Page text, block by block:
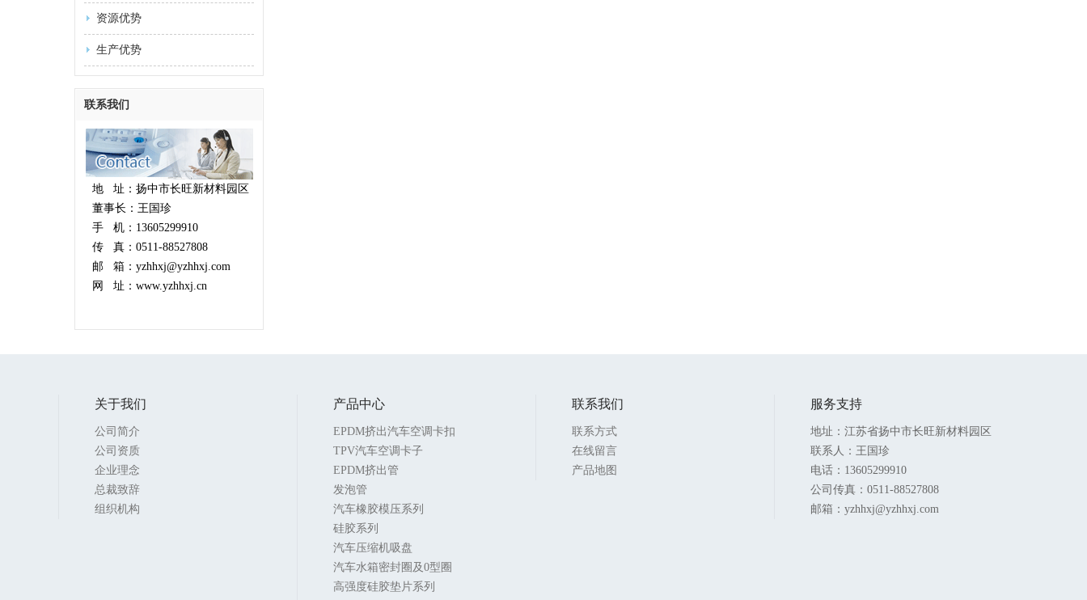
资源优势
生产优势
联系我们
地 址：扬中市长旺新材料园区
董事长：王国珍
手 机：13605299910
传 真：0511-88527808
邮 箱：yzhhxj@yzhhxj.com
网 址：www.yzhhxj.cn
关于我们
公司简介
公司资质
企业理念
总裁致辞
组织机构
产品中心
EPDM挤出汽车空调卡扣
TPV汽车空调卡子
EPDM挤出管
发泡管
汽车橡胶模压系列
硅胶系列
汽车压缩机吸盘
汽车水箱密封圈及0型圈
高强度硅胶垫片系列
联系我们
联系方式
在线留言
产品地图
服务支持
地址：江苏省扬中市长旺新材料园区
联系人：王国珍
电话：13605299910
公司传真：0511-88527808
邮箱：yzhhxj@yzhhxj.com